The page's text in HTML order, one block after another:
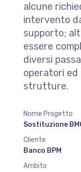
alcune
intervento
supporto;
essere
diversi
operatori ed
strutture.
Nome Progetto
Sostituzione
Cliente
Banco BPM
Ambito